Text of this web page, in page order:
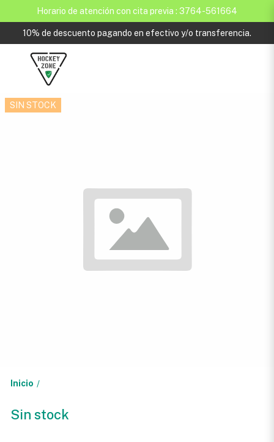
Horario de atención con cita previa : 3764-561664
10% de descuento pagando en efectivo y/o transferencia.
SIN STOCK
Inicio /
Sin stock